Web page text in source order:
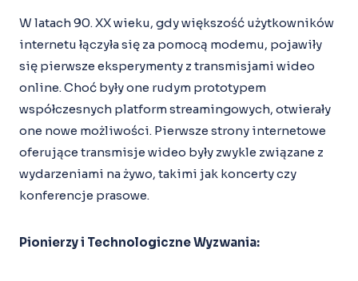
W latach 90. XX wieku, gdy większość użytkowników
internetu łączyła się za pomocą modemu, pojawiły
się pierwsze eksperymenty z transmisjami wideo
online. Choć były one rudym prototypem
współczesnych platform streamingowych, otwierały
one nowe możliwości. Pierwsze strony internetowe
oferujące transmisje wideo były zwykle związane z
wydarzeniami na żywo, takimi jak koncerty czy
konferencje prasowe.
Pionierzy i Technologiczne Wyzwania: